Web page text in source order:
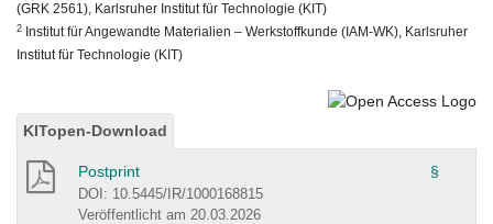
(GRK 2561), Karlsruher Institut für Technologie (KIT)
2 Institut für Angewandte Materialien – Werkstoffkunde (IAM-WK), Karlsruher
Institut für Technologie (KIT)
KITopen-Download
Postprint §
DOI: 10.5445/IR/1000168815
Veröffentlicht am 20.03.2026